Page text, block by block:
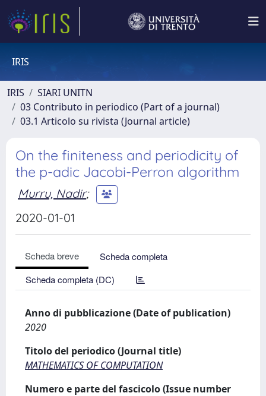
IRIS
IRIS
SIARI UNITN
03 Contributo in periodico (Part of a journal)
03.1 Articolo su rivista (Journal article)
On the finiteness and periodicity of
the p-adic Jacobi-Perron algorithm
Murru, Nadir;
2020-01-01
Scheda breve
Scheda completa
Scheda completa (DC)
Anno di pubblicazione (Date of publication)
2020
Titolo del periodico (Journal title)
MATHEMATICS OF COMPUTATION
Numero e parte del fascicolo (Issue number